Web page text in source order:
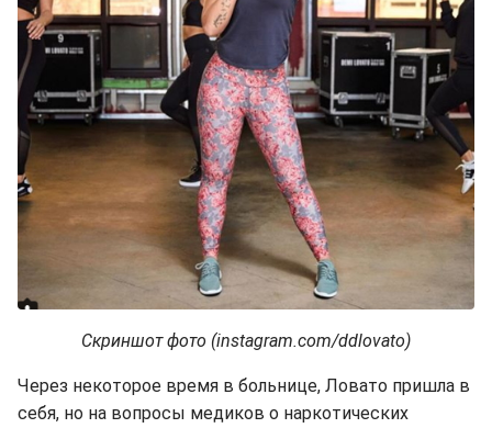
Скриншот фото (instagram.com/ddlovato)
Через некоторое время в больнице, Ловато пришла в
себя, но на вопросы медиков о наркотических